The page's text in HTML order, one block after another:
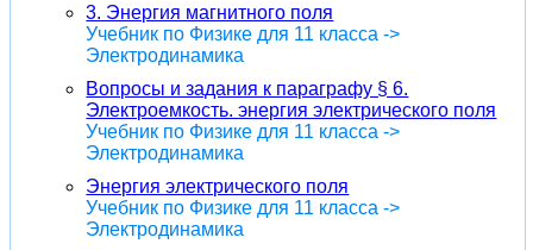
3. Энергия магнитного поля
Учебник по Физике для 11 класса ->
Электродинамика
Вопросы и задания к параграфу § 6.
Электроемкость. энергия электрического поля
Учебник по Физике для 11 класса ->
Электродинамика
Энергия электрического поля
Учебник по Физике для 11 класса ->
Электродинамика